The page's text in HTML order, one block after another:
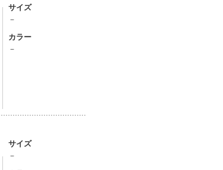
サイズ
－
カラー
－
サイズ
－